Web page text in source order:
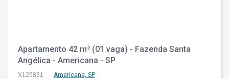
Apartamento 42 m² (01 vaga) - Fazenda Santa
Angélica - Americana - SP
X125831 Americana, SP